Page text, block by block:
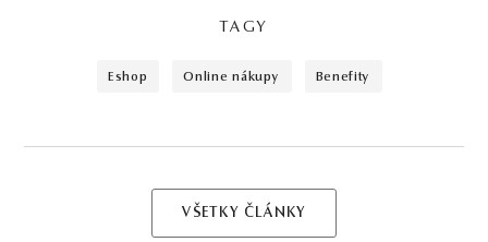
TAGY
eshop online nákupy benefity
VŠETKY ČLÁNKY